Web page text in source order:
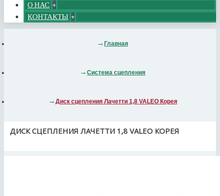
О НАС +
КОНТАКТЫ +
Главная
Система сцепления
Диск сцепления Лачетти 1,8 VALEO Корея
ДИСК СЦЕПЛЕНИЯ ЛАЧЕТТИ 1,8 VALEO КОРЕЯ